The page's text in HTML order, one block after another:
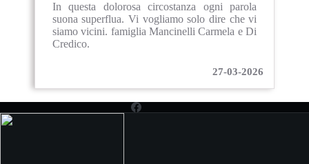
In questa dolorosa circostanza ogni parola
suona superflua. Vi vogliamo solo dire che vi
siamo vicini. famiglia Mancinelli Carmela e Di
Credico.
27-03-2026